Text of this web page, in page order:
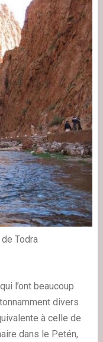
Todra
l’ont beaucoup
divers
à celle de
dans le Petén,